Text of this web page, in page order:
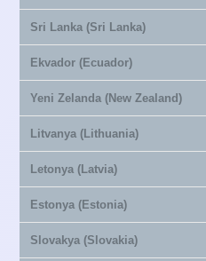
Sri Lanka (Sri Lanka)
Ekvador (Ecuador)
Yeni Zelanda (New Zealand)
Litvanya (Lithuania)
Letonya (Latvia)
Estonya (Estonia)
Slovakya (Slovakia)